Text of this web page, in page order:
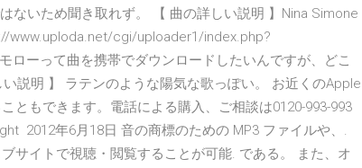
ないため聞き取れず。 【 曲の詳しい説明 】Nina Simone
www.uploda.net/cgi/uploader1/index.php?
ローって曲を携帯でダウンロードしたいんですが、どこ
説明 】 ラテンのような陽気な歌っぽい。 お近くのApple
ともできます。電話による購入、ご相談は0120-993-993
2012年6月18日 音の商標のための MP3 ファイルや、.
サイトで視聴・閲覧することが可能. である。 また、オ